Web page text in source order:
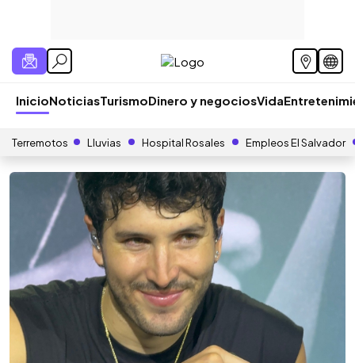
InicioNoticiasTurismoDinero y negociosVida
Terremotos Lluvias Hospital Rosales Empleos El Salvador